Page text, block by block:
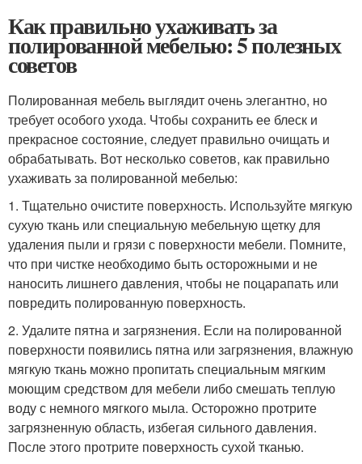
Как правильно ухаживать за
полированной мебелью: 5 полезных
советов
Полированная мебель выглядит очень элегантно, но
требует особого ухода. Чтобы сохранить ее блеск и
прекрасное состояние, следует правильно очищать и
обрабатывать. Вот несколько советов, как правильно
ухаживать за полированной мебелью:
1. Тщательно очистите поверхность. Используйте мягкую
сухую ткань или специальную мебельную щетку для
удаления пыли и грязи с поверхности мебели. Помните,
что при чистке необходимо быть осторожными и не
наносить лишнего давления, чтобы не поцарапать или
повредить полированную поверхность.
2. Удалите пятна и загрязнения. Если на полированной
поверхности появились пятна или загрязнения, влажную
мягкую ткань можно пропитать специальным мягким
моющим средством для мебели либо смешать теплую
воду с немного мягкого мыла. Осторожно протрите
загрязненную область, избегая сильного давления.
После этого протрите поверхность сухой тканью.